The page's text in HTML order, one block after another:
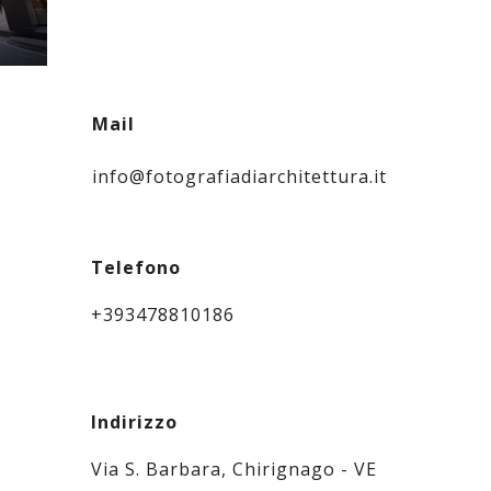
Mail
Telefono
Indirizzo
info@fotografiadiarchitettura.it
+393478810186
Via S. Barbara, Chirignago - VE